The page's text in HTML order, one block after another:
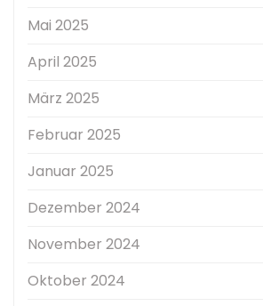
Mai 2025
April 2025
März 2025
Februar 2025
Januar 2025
Dezember 2024
November 2024
Oktober 2024